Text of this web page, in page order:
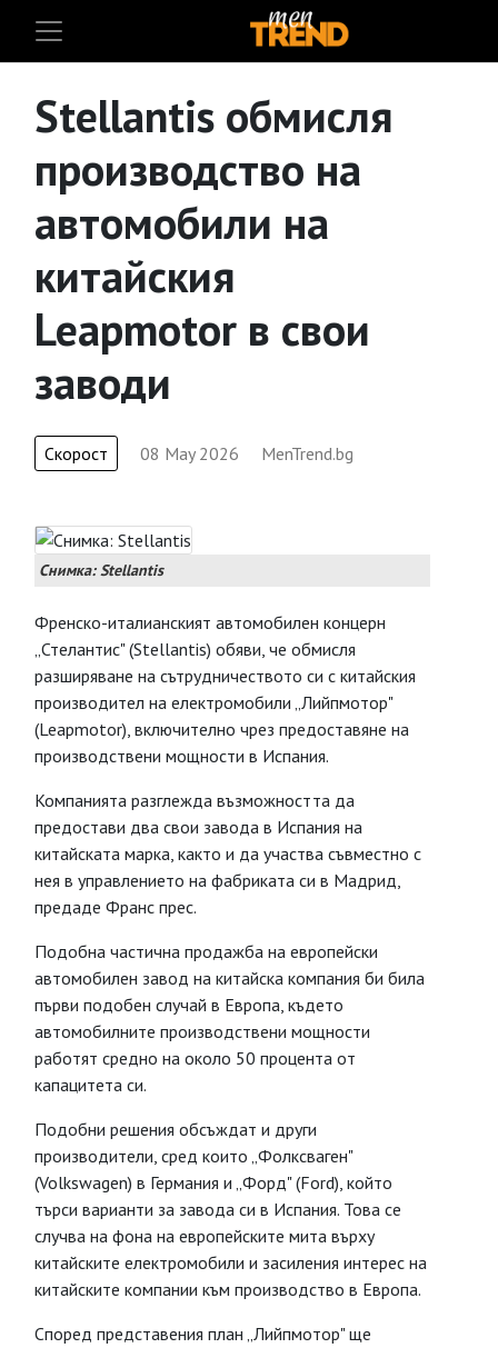
Stellantis обмисля
производство на
автомобили на
китайския
Leapmotor в свои
заводи
Скорост 08 May 2026 MenTrend.bg
Снимка: Stellantis
Френско-италианският автомобилен концерн
„Стелантис" (Stellantis) обяви, че обмисля
разширяване на сътрудничеството си с китайския
производител на електромобили „Лийпмотор"
(Leapmotor), включително чрез предоставяне на
производствени мощности в Испания.
Компанията разглежда възможността да
предостави два свои завода в Испания на
китайската марка, както и да участва съвместно с
нея в управлението на фабриката си в Мадрид,
предаде Франс прес.
Подобна частична продажба на европейски
автомобилен завод на китайска компания би била
първи подобен случай в Европа, където
автомобилните производствени мощности
работят средно на около 50 процента от
капацитета си.
Подобни решения обсъждат и други
производители, сред които „Фолксваген"
(Volkswagen) в Германия и „Форд" (Ford), който
търси варианти за завода си в Испания. Това се
случва на фона на европейските мита върху
китайските електромобили и засиления интерес на
китайските компании към производство в Европа.
Според представения план „Лийпмотор" ще